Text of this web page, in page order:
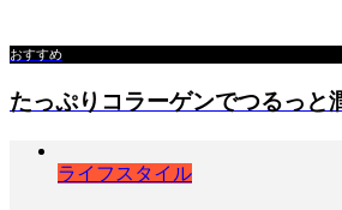
おすすめ
たっぷりコラーゲンでつるっと
ライフスタイル